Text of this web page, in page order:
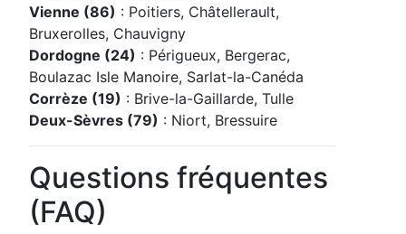
Vienne (86) : Poitiers, Châtellerault,
Bruxerolles, Chauvigny
Dordogne (24) : Périgueux, Bergerac,
Boulazac Isle Manoire, Sarlat-la-Canéda
Corrèze (19) : Brive-la-Gaillarde, Tulle
Deux-Sèvres (79) : Niort, Bressuire
Questions fréquentes
(FAQ)